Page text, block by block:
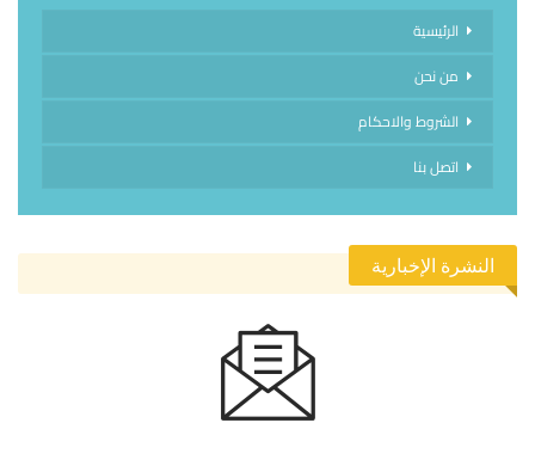
الرئيسية
من نحن
الشروط والاحكام
اتصل بنا
النشرة الإخبارية